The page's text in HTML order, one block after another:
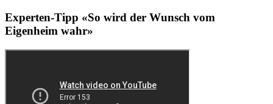
Experten-Tipp «So wird der Wunsch vom
Eigenheim wahr»